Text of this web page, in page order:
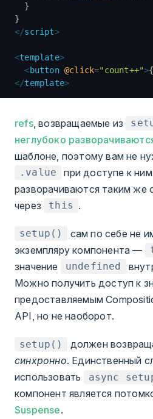
  }
}
</script>
<template>
  <
button @click="count++">
</template>
refs, возвращаемые из
неглубоко
шаблоне, поэтому вам не
.value
при доступе к
разворачиваются таким же
через
this .
setup()
сам по себе не
экземпляру компонента —
значение
undefined
Можно получить доступ к
предоставляемым
API, но не наоборот.
setup()
должен
синхронно. Единственный
использовать
async
компонент является
Suspense.